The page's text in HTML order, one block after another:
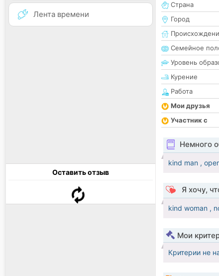
Лента времени
Оставить отзыв
Страна
Город
Семейное
Уровень
Курение
Работа
Мои друзья
Участник с
Немного
kind man ,
Я хочу,
kind woman ,
Мои
Критерии не